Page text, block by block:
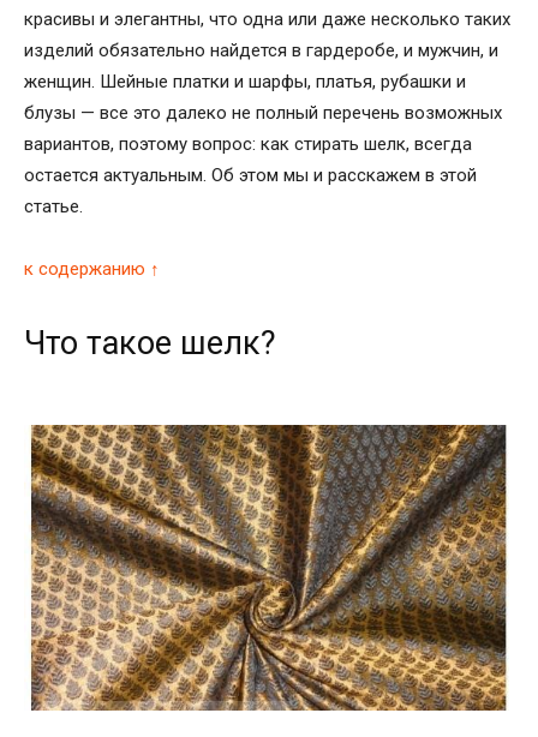
красивы и элегантны, что одна или даже несколько таких
изделий обязательно найдется в гардеробе, и мужчин, и
женщин. Шейные платки и шарфы, платья, рубашки и
блузы — все это далеко не полный перечень возможных
вариантов, поэтому вопрос: как стирать шелк, всегда
остается актуальным. Об этом мы и расскажем в этой
статье.
к содержанию ↑
Что такое шелк?